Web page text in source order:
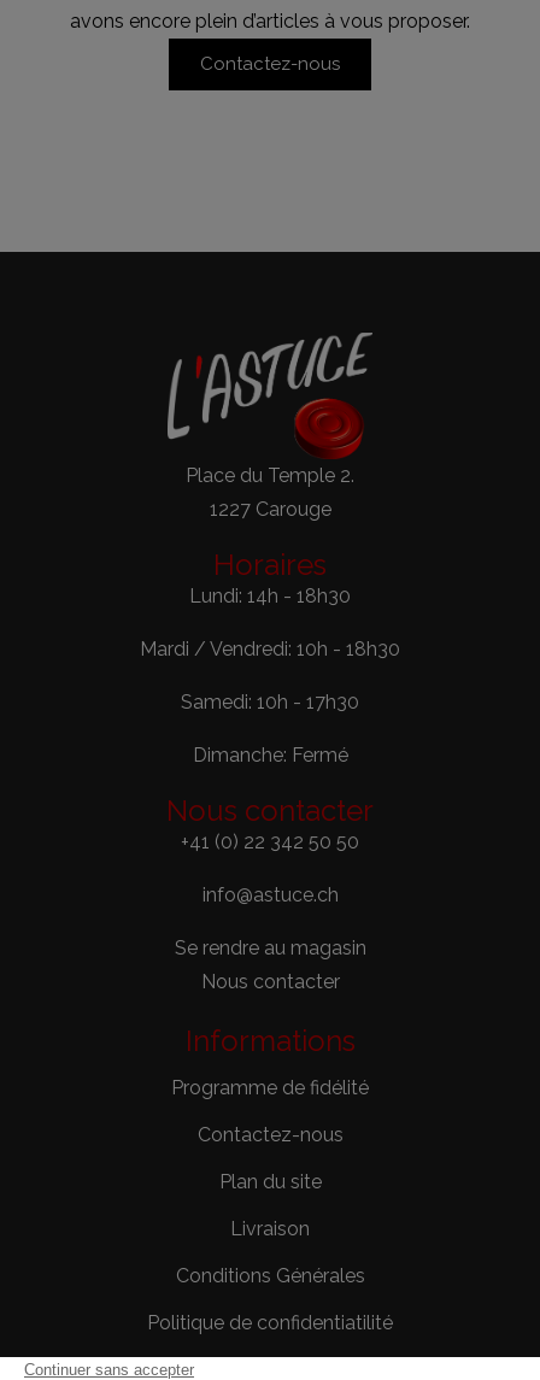
avons encore plein d’articles à vous proposer.
Contactez-nous
Place du Temple 2.
1227 Carouge
Horaires
Lundi: 14h - 18h30
Mardi / Vendredi: 10h - 18h30
Samedi: 10h - 17h30
Dimanche: Fermé
Nous contacter
+41 (0) 22 342 50 50
info@astuce.ch
Se rendre au magasin
Nous contacter
Informations
Programme de fidélité
Contactez-nous
Plan du site
Livraison
Conditions Générales
Politique de confidentiatilité